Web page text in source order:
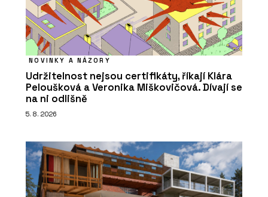
NOVINKY A NÁZORY
Udržitelnost nejsou certifikáty, říkají Klára
Peloušková a Veronika Miškovičová. Dívají se
na ni odlišně
5. 8. 2026